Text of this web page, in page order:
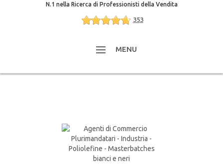
N.1 nella Ricerca di Professionisti della Vendita
353
MENU